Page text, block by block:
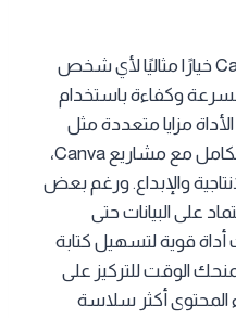
تُعد أداة Magic Write من Canva خيارًا مثاليًا لأي شخص
وكفاءة باستخدام
مزايا متعددة مثل
توليد النصوص تلقائيًا، التكامل الكامل مع مشاريع Canva،
والإبداع. ورغم بعض
على البيانات حتى
رايت أداة قوية لتسهيل كتابة
الوقت للتركيز على
المحتوى أكثر سلاسة